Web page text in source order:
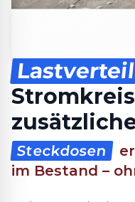
Steckdosen
im Bestand –